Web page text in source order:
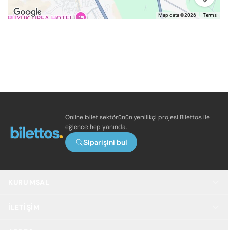
Map data ©2026 Terms
Online bilet sektörünün yenilikçi projesi Bilettos ile
eğlence hep yanında.
Siparişini bul